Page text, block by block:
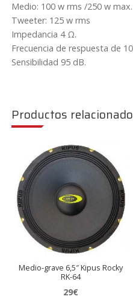
Medio: 100 w rms /250 w max.
Tweeter: 125 w rms
Impedancia 4 Ω.
Frecuencia de respuesta de
Sensibilidad 95 dB.
Productos
Medio-grave 6,5″ Kipus Rocky
RK-64
29€